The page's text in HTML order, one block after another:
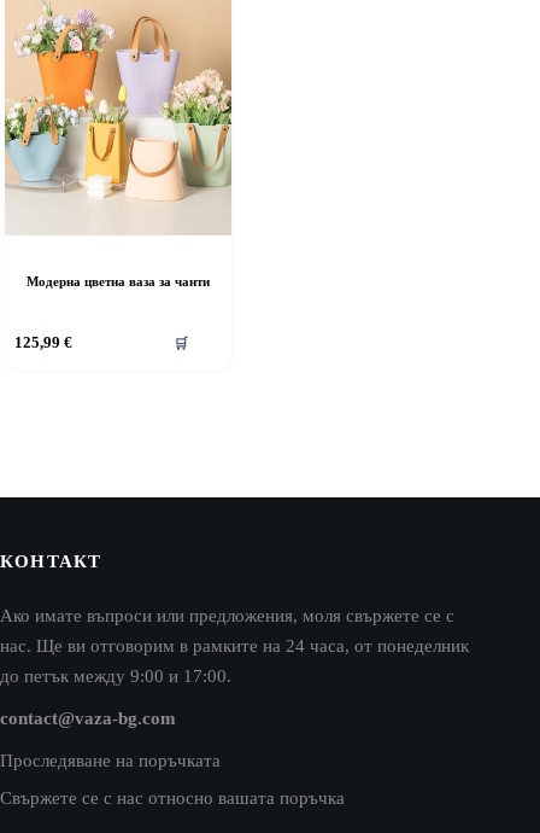
Модерна цветна ваза за чанти
125,99€ 🛒
КОНТАКТ
Ако имате въпроси или предложения, моля свържете се с
нас. Ще ви отговорим в рамките на 24 часа, от понеделник
до петък между 9:00 и 17:00.
contact@vaza-bg.com
Проследяване на поръчката
Свържете се с нас относно вашата поръчка